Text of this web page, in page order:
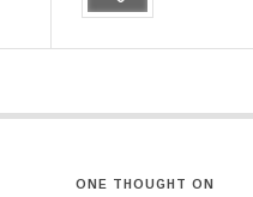
ONE THOUGHT ON